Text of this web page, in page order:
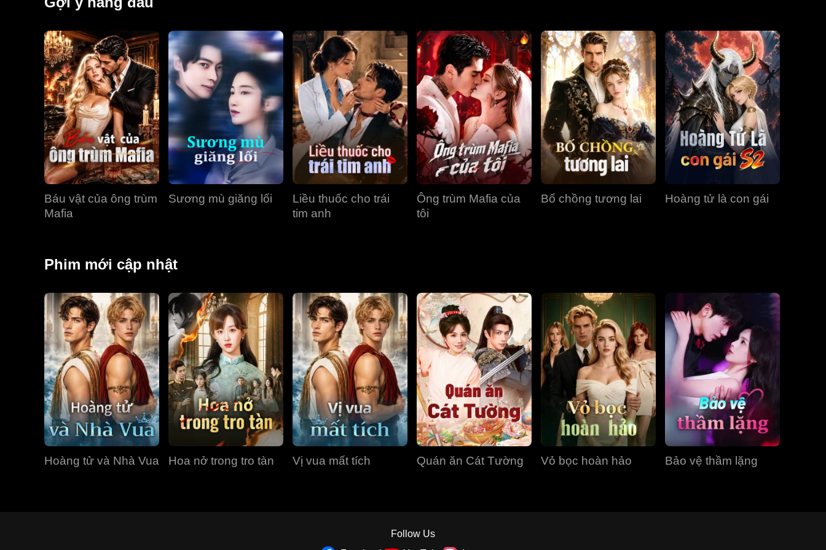
Tập 34 Tập 35 Tập 36
Tập 37 Tập 38 Tập 39
Tập 40
Báu vật của ông trùm
Mafia
Sương mù giăng lối
Liều thuốc cho trái
tim anh
Ông trùm Mafia của
tôi
Bố chồng tương lai Hoàng tử là con gái
Phim mới cập nhật
Hoàng tử và Nhà Vua Hoa nở trong tro tàn Vị vua mất tích Quán ăn Cát Tường Vỏ bọc hoàn hảo Bảo vệ thầm lặng
Follow Us